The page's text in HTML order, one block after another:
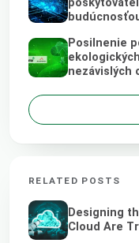
Posilnenie
nezávislých
RELATED POSTS
Designing
Cloud Are